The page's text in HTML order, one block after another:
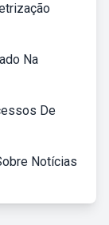
Na
De
Notícias